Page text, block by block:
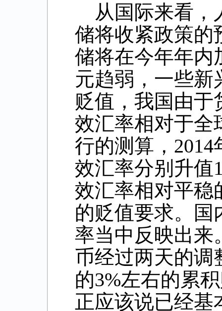
从国际来看，
储将收紧政策的
储将在今年年内
元趋弱，一些新
贬值，我国由
效汇率相对于全
行的测算， 2014
效汇率分别升值
效汇率相对平稳
的贬值要求。国
率当中反映出来
币经过两天的调
的3%左右的累
正应该说已经基